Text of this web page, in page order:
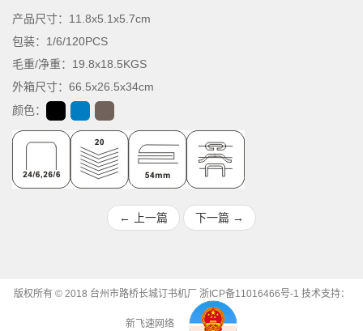
产品尺寸：11.8x5.1x5.7cm
包装：1/6/120PCS
毛重/净重：19.8x18.5KGS
外箱尺寸：66.5x26.5x34cm
颜色：
← 上一篇 下一篇 →
版权所有 © 2018 台州市路桥长城订书机厂 浙ICP备11016466号-1 技术支持：
新飞速网络